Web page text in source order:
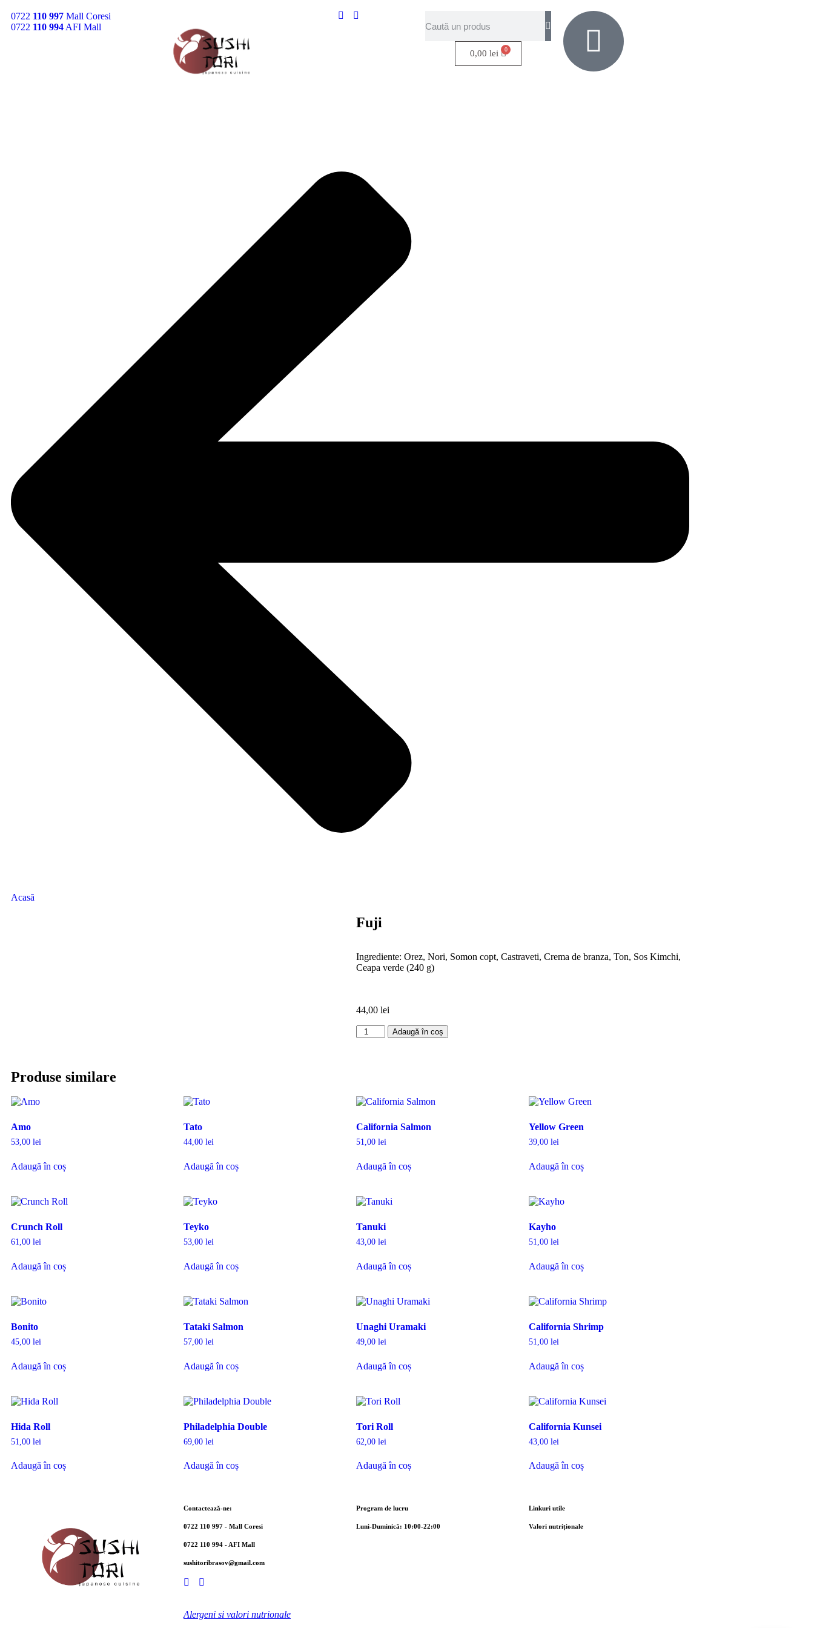
0722 110 997 Mall Coresi
0722 110 994 AFI Mall
0,00 lei
Acasă
Fuji
Ingrediente: Orez, Nori, Somon copt, Castraveti, Crema de branza, Ton, Sos Kimchi,
Ceapa verde (240 g)
44,00 lei
Adaugă în coș
Produse similare
Amo
53,00 lei
Adaugă în coș
Tato
44,00 lei
Adaugă în coș
California Salmon
51,00 lei
Adaugă în coș
Yellow Green
39,00 lei
Adaugă în coș
Crunch Roll
61,00 lei
Adaugă în coș
Teyko
53,00 lei
Adaugă în coș
Tanuki
43,00 lei
Adaugă în coș
Kayho
51,00 lei
Adaugă în coș
Bonito
45,00 lei
Adaugă în coș
Tataki Salmon
57,00 lei
Adaugă în coș
Unaghi Uramaki
49,00 lei
Adaugă în coș
California Shrimp
51,00 lei
Adaugă în coș
Hida Roll
51,00 lei
Adaugă în coș
Philadelphia Double
69,00 lei
Adaugă în coș
Tori Roll
62,00 lei
Adaugă în coș
California Kunsei
43,00 lei
Adaugă în coș
Contactează-ne:
0722 110 997 - Mall Coresi
0722 110 994 - AFI Mall
sushitoribrasov@gmail.com
Alergeni si valori nutrionale
Program de lucru
Luni-Duminică: 10:00-22:00
Linkuri utile
Valori nutriționale